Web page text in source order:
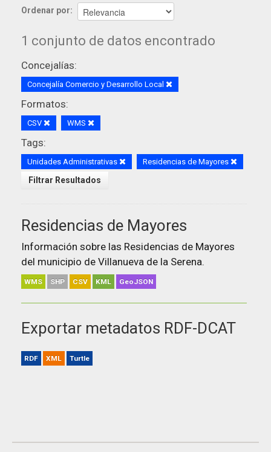
Ordenar por
1 conjunto de datos encontrado
Concejalías:
Concejalía Comercio y Desarrollo Local
Formatos:
CSV WMS
Tags:
Unidades Administrativas Residencias de Mayores
Filtrar Resultados
Residencias de Mayores
Información sobre las Residencias de Mayores
del municipio de Villanueva de la Serena.
WMS SHP CSV KML GeoJSON
Exportar metadatos RDF-DCAT
RDF XML Turtle